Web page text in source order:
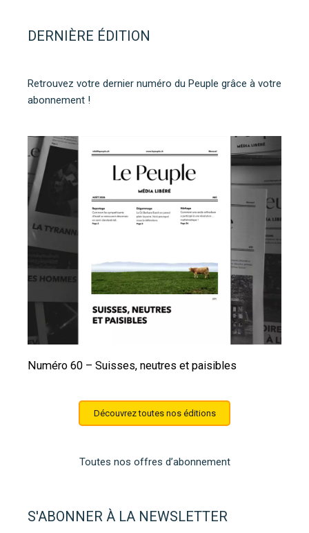
DERNIÈRE ÉDITION
Retrouvez votre dernier numéro du Peuple grâce à votre
abonnement !
Numéro 60 – Suisses, neutres et paisibles
Découvrez toutes nos éditions
Toutes nos offres d’abonnement
S'ABONNER À LA NEWSLETTER